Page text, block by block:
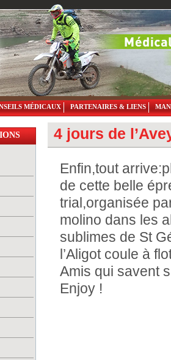
MÉDICAUX PARTENAIRES & LIENS
4 jours de
Enfin,tout
de cette belle
trial,organisée
molino dans les
sublimes de St
l’Aligot coule à
Amis qui savent
Enjoy !